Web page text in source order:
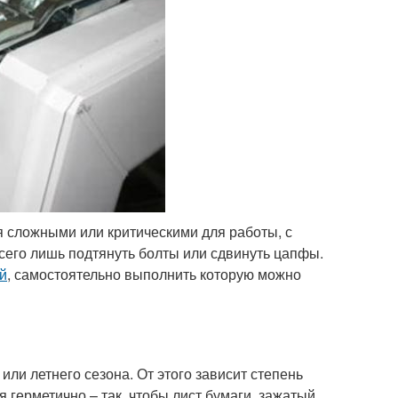
сложными или критическими для работы, с
лишь подтянуть болты или сдвинуть цапфы.
, самостоятельно выполнить которую можно
летнего сезона. От этого зависит степень